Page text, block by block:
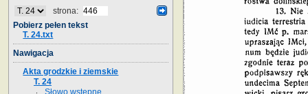
strona:
Pobierz pełen tekst
T. 24.txt
Nawigacja
Akta grodzkie i ziemskie
T. 24
Słowo wstępne